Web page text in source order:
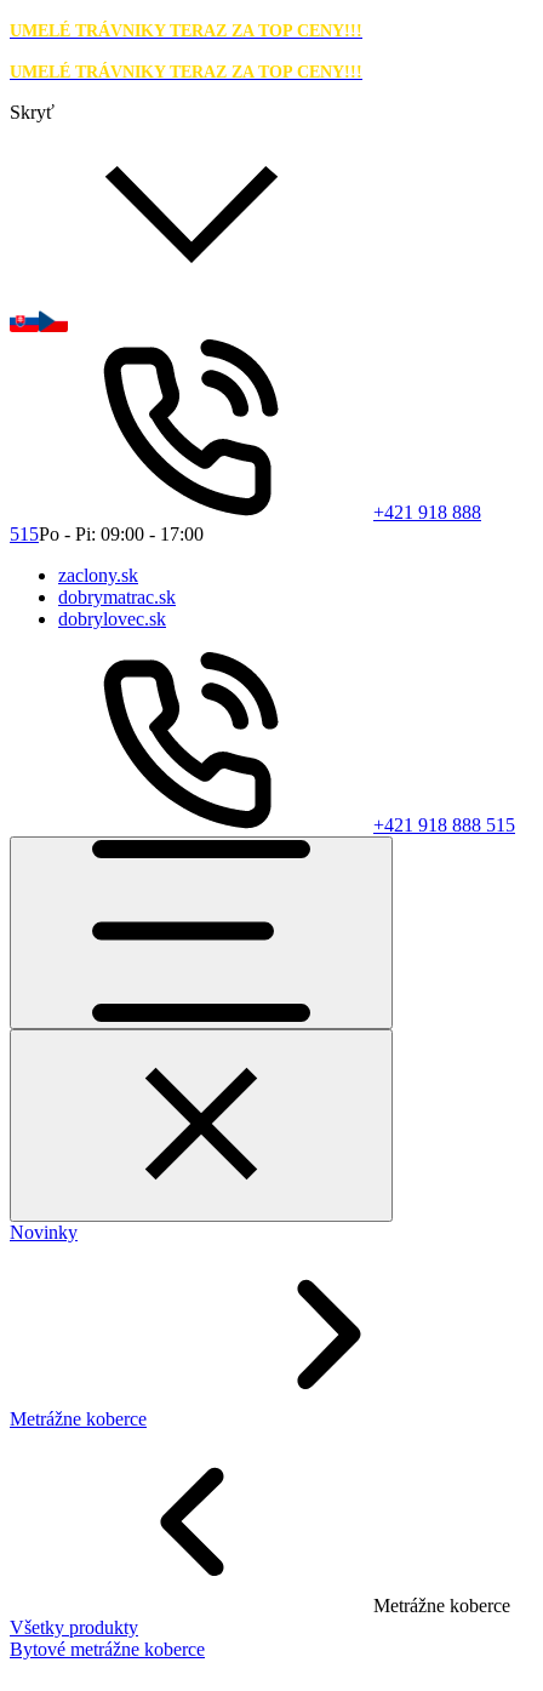
UMELÉ TRÁVNIKY TERAZ ZA TOP CENY!!!
UMELÉ TRÁVNIKY TERAZ ZA TOP CENY!!!
Skryť
+421 918 888
515Po - Pi: 09:00 - 17:00
zaclony.sk
dobrymatrac.sk
dobrylovec.sk
+421 918 888 515
Novinky
Metrážne koberce
Metrážne koberce
Všetky produkty
Bytové metrážne koberce